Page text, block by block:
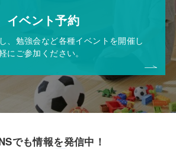
イベント予約
、勉強会など各種イベントを開催し
にご参加ください。
でも情報を発信中！